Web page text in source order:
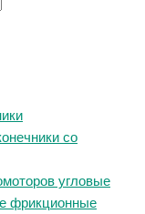
со
угловые
фрикционные